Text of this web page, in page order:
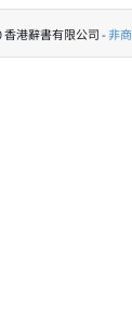
香港辭書有限公司 -非